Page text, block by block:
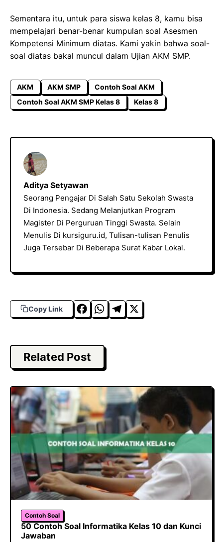
Sementara itu, untuk para siswa kelas 8, kamu bisa
mempelajari benar-benar kumpulan soal Asesmen
Kompetensi Minimum diatas. Kami yakin bahwa soal-
soal diatas bakal muncul dalam Ujian AKM SMP.
AKM AKM SMP
Contoh Soal AKM
Contoh Soal AKM SMP Kelas 8
Kelas 8
Aditya Setyawan
Seorang Pengajar Di Salah Satu Sekolah Swasta
Di Indonesia. Sedang Melanjutkan Program
Magister Di Perguruan Tinggi Swasta. Selain
Menulis Di kursiguru.id, Tulisan-tulisan Penulis
Juga Tersebar Di Beberapa Surat Kabar Lokal.
Copy Link
F
a
c
e
b
o
o
k
W
h
a
s
A
p
p
T
el
a
m
X
Related Post
Contoh Soal
50 Contoh Soal Informatika Kelas 10 dan Kunci
Jawaban